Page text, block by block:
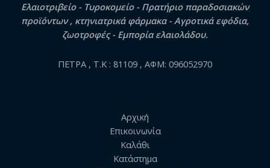
Ελαιοτριβείο - Τυροκομείο - Πρατήριο παραδοσιακών
προϊόντων , κτηνιατρικά φάρμακα - Αγροτικά εφόδια,
ζωοτροφές - Εμπορία ελαιολάδου.
ΠΕΤΡΑ , Τ.Κ : 81109 , ΑΦΜ: 096052970
Αρχική
Επικοινωνία
Καλάθι
Κατάστημα